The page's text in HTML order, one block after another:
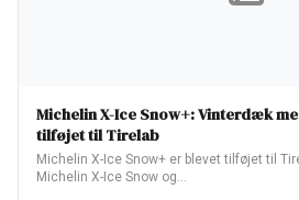
Michelin X-Ice Snow+: Vinterdæk
tilføjet til Tirelab
Michelin X-Ice Snow+ er blevet tilføjet til
Michelin X-Ice Snow og…